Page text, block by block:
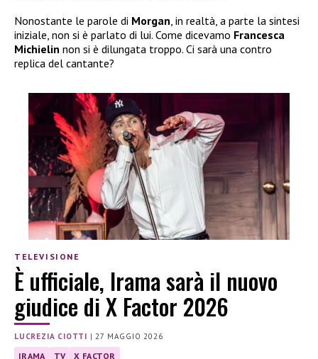
Nonostante le parole di Morgan , in realtà, a parte la sintesi
iniziale, non si è parlato di lui. Come dicevamo Francesca
Michielin non si è dilungata troppo. Ci sarà una contro
replica del cantante?
TELEVISIONE
È ufficiale, Irama sarà il nuovo
giudice di X Factor 2026
LUCREZIA CIOTTI |27 MAGGIO 2026
IRAMA TV X FACTOR